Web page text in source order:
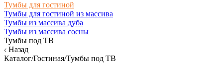
Тумбы для гостиной
Тумбы для гостиной из массива
Тумбы из массива дуба
Тумбы из массива сосны
Тумбы под ТВ
Назад
Каталог/Гостиная/Тумбы под ТВ